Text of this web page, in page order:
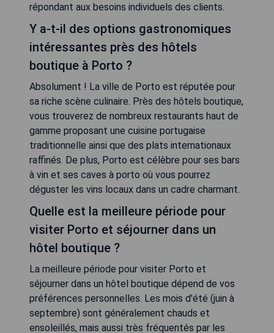
répondant aux besoins individuels des clients.
Y a-t-il des options gastronomiques
intéressantes près des hôtels
boutique à Porto ?
Absolument ! La ville de Porto est réputée pour
sa riche scène culinaire. Près des hôtels boutique,
vous trouverez de nombreux restaurants haut de
gamme proposant une cuisine portugaise
traditionnelle ainsi que des plats internationaux
raffinés. De plus, Porto est célèbre pour ses bars
à vin et ses caves à porto où vous pourrez
déguster les vins locaux dans un cadre charmant.
Quelle est la meilleure période pour
visiter Porto et séjourner dans un
hôtel boutique ?
La meilleure période pour visiter Porto et
séjourner dans un hôtel boutique dépend de vos
préférences personnelles. Les mois d'été (juin à
septembre) sont généralement chauds et
ensoleillés, mais aussi très fréquentés par les